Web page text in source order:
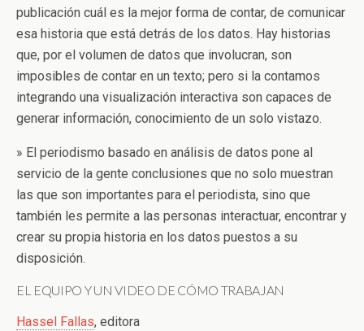
publicación cuál es la mejor forma de contar, de comunicar
esa historia que está detrás de los datos. Hay historias
que, por el volumen de datos que involucran, son
imposibles de contar en un texto; pero si la contamos
integrando una visualización interactiva son capaces de
generar información, conocimiento de un solo vistazo.
» El periodismo basado en análisis de datos pone al
servicio de la gente conclusiones que no solo muestran
las que son importantes para el periodista, sino que
también les permite a las personas interactuar, encontrar y
crear su propia historia en los datos puestos a su
disposición.
EL EQUIPO Y UN VIDEO DE CÓMO TRABAJAN
Hassel Fallas, editora